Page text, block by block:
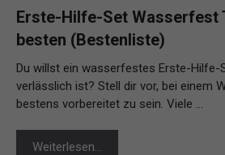
Erste-Hilfe-Set Wasserfest
besten (Bestenliste)
Du willst ein wasserfestes Erste-Hilfe-
verlässlich ist? Stell dir vor, bei einem
bestens vorbereitet zu sein. Viele …
Weiterlesen…